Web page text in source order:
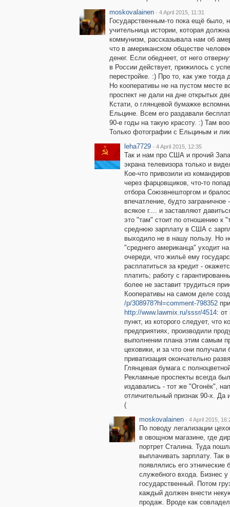
moskovalainen · 4 April 2015, 11:31
Государственным-то пока ещё было,
учительница истории, которая
коммунизм, рассказывала нам об
что в американском обществе
денег. Если обеднеет, от него
в России действует, прижилось с
перестройке. :) Про то, как уже
Но кооперативы не на пустом месте
проспект не дали на дне открытых
Кстати, о глянцевой бумажке
Ельцине. Всем его раздавали
90-е годы на такую красоту. :) Там
Только фотографии с Ельциным и
leha7729 · 4 April 2015, 12:35
Так и нам про США и прочий
экрана телевизора только и
Кое-что привозили из
через фарцовщиков, что-то
отбора Союзвнешторгом и
впечатление, будто
всякое г.... и заставляют
это "там" стоит по отношению к
среднюю зарплату в США с
выходило не в нашу пользу. Но
"среднего американца" уходит
очереди, что жильё ему
расплатиться за кредит -
платить; работу с
более не заставит трудиться
Кооперативы на самом деле
/p/308978?hl=comment-798352
http://www.lawmix.ru/sssr/4514: от
пункт, из которого следует, что
предприятиях, производили
выполнении плана этим самым
цеховики, и за что они
приватизация окончательно
Глянцевая бумага с
Рекламные проспекты всегда
издавались - тот же "Огонёк",
отличительный признак 90-х. Да
(
moskovalainen · 4 April 2015,
По поводу легализации
в овощном магазине, где
портрет Сталина. Туда
выплачивать зарплату. Так
появлялись его
служебного входа. Бизнес
государственный. Потом
каждый должен внести
продаж. Вроде как